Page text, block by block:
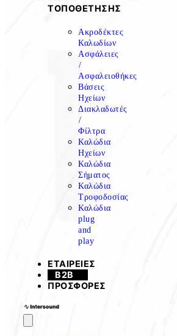
ΤΟΠΟΘΕΤΗΣΗΣ
Ακροδέκτες
Καλωδίων
Ασφάλειες
/
Ασφαλειοθήκες
Βάσεις
Ηχείων
Διακλαδωτές
/
Φίλτρα
Καλώδια
Ηχείων
Καλώδια
Σήματος
Καλώδια
Τροφοδοσίας
Καλώδια
plug
and
play
ΕΤΑΙΡΕΙΕΣ
B2B
ΠΡΟΣΦΟΡΕΣ